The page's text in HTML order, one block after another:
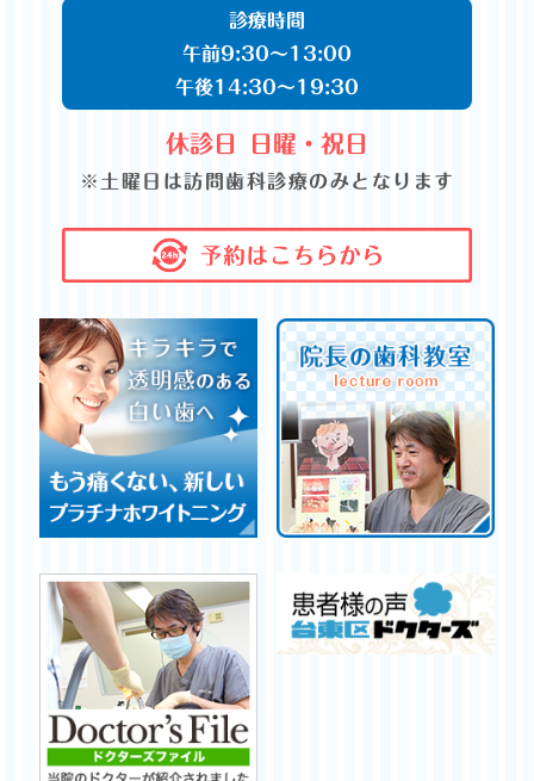
診療時間
午前9:30～13:00
午後14:30～19:30
休診日 日曜・祝日
※土曜日は訪問歯科診療のみとなります